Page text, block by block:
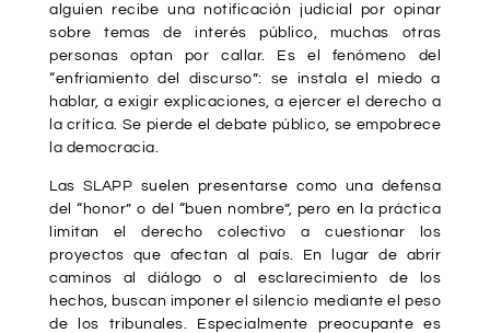
alguien recibe una notificación judicial por opinar
sobre temas de interés público, muchas otras
personas optan por callar. Es el fenómeno del
“enfriamiento del discurso”: se instala el miedo a
hablar, a exigir explicaciones, a ejercer el derecho a
la crítica. Se pierde el debate público, se empobrece
la democracia.
Las SLAPP suelen presentarse como una defensa
del “honor” o del “buen nombre”, pero en la práctica
limitan el derecho colectivo a cuestionar los
proyectos que afectan al país. En lugar de abrir
caminos al diálogo o al esclarecimiento de los
hechos, buscan imponer el silencio mediante el peso
de los tribunales. Especialmente preocupante es